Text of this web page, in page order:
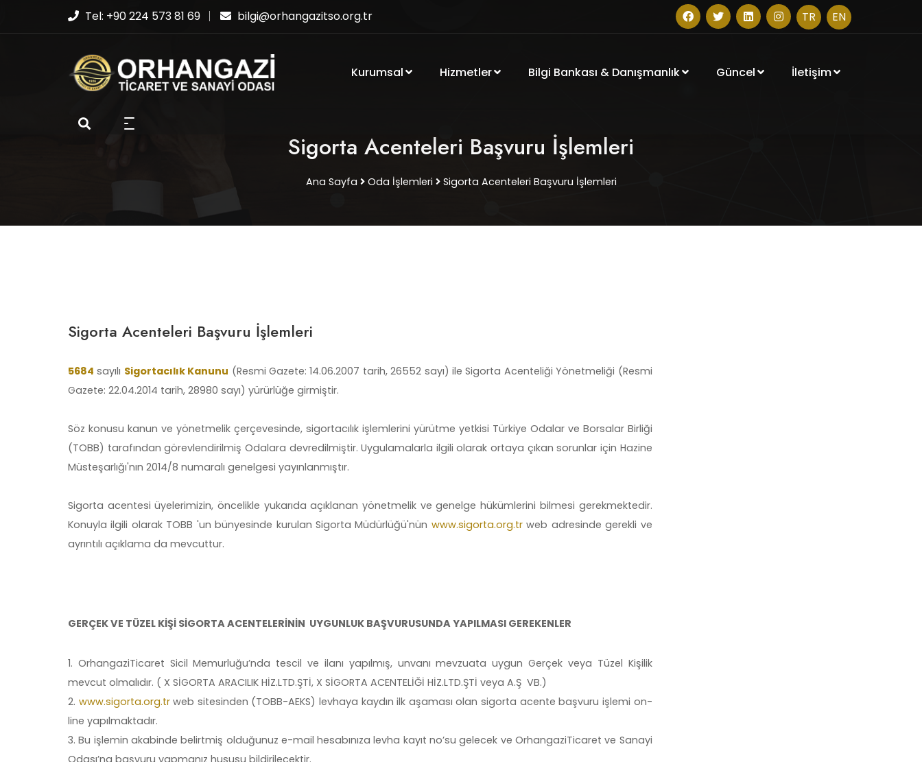
Tel: +90 224 573 81 69 bilgi@orhangazitso.org.tr TR EN
Kurumsal Hizmetler Bilgi Bankası & Danışmanlık Güncel İletişim
Sigorta Acenteleri Başvuru İşlemleri
Ana Sayfa Oda İşlemleri Sigorta Acenteleri Başvuru İşlemleri
Sigorta Acenteleri Başvuru İşlemleri
5684 sayılı Sigortacılık Kanunu (Resmi Gazete: 14.06.2007 tarih, 26552 sayı) ile Sigorta Acenteliği Yönetmeliği (Resmi
Gazete: 22.04.2014 tarih, 28980 sayı) yürürlüğe girmiştir.
Söz konusu kanun ve yönetmelik çerçevesinde, sigortacılık işlemlerini yürütme yetkisi Türkiye Odalar ve Borsalar Birliği
(TOBB) tarafından görevlendirilmiş Odalara devredilmiştir. Uygulamalarla ilgili olarak ortaya çıkan sorunlar için Hazine
Müsteşarlığı'nın 2014/8 numaralı genelgesi yayınlanmıştır.
Sigorta acentesi üyelerimizin, öncelikle yukarıda açıklanan yönetmelik ve genelge hükümlerini bilmesi gerekmektedir.
Konuyla ilgili olarak TOBB 'un bünyesinde kurulan Sigorta Müdürlüğü'nün www.sigorta.org.trweb adresinde gerekli ve
ayrıntılı açıklama da mevcuttur.
GERÇEK VE TÜZEL KİŞİ SİGORTA ACENTELERİNİN UYGUNLUK BAŞVURUSUNDA YAPILMASI GEREKENLER
OrhangaziTicaret Sicil Memurluğu’nda tescil ve ilanı yapılmış, unvanı mevzuata uygun Gerçek veya Tüzel Kişilik
mevcut olmalıdır. ( X SİGORTA ARACILIK HİZ.LTD.ŞTİ, X SİGORTA ACENTELİĞİ HİZ.LTD.ŞTİ veya A.Ş VB.)
www.sigorta.org.trweb sitesinden (TOBB-AEKS) levhaya kaydın ilk aşaması olan sigorta acente başvuru işlemi on-
line yapılmaktadır.
Bu işlemin akabinde belirtmiş olduğunuz e-mail hesabınıza levha kayıt no’su gelecek ve OrhangaziTicaret ve Sanayi
Odası’na başvuru yapmanız hususu bildirilecektir.